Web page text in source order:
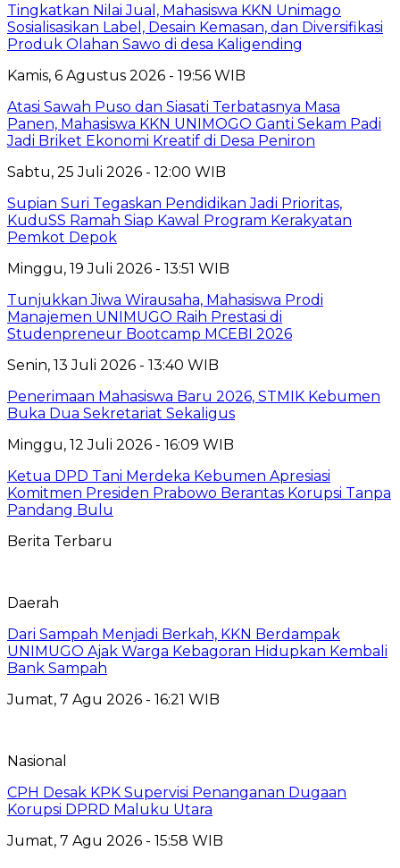
Tingkatkan Nilai Jual, Mahasiswa KKN Unimago
Sosialisasikan Label, Desain Kemasan, dan Diversifikasi
Produk Olahan Sawo di desa Kaligending
Kamis, 6 Agustus 2026 - 19:56 WIB
Atasi Sawah Puso dan Siasati Terbatasnya Masa
Panen, Mahasiswa KKN UNIMOGO Ganti Sekam Padi
Jadi Briket Ekonomi Kreatif di Desa Peniron
Sabtu, 25 Juli 2026 - 12:00 WIB
Supian Suri Tegaskan Pendidikan Jadi Prioritas,
KuduSS Ramah Siap Kawal Program Kerakyatan
Pemkot Depok
Minggu, 19 Juli 2026 - 13:51 WIB
Tunjukkan Jiwa Wirausaha, Mahasiswa Prodi
Manajemen UNIMUGO Raih Prestasi di
Studenpreneur Bootcamp MCEBI 2026
Senin, 13 Juli 2026 - 13:40 WIB
Penerimaan Mahasiswa Baru 2026, STMIK Kebumen
Buka Dua Sekretariat Sekaligus
Minggu, 12 Juli 2026 - 16:09 WIB
Ketua DPD Tani Merdeka Kebumen Apresiasi
Komitmen Presiden Prabowo Berantas Korupsi Tanpa
Pandang Bulu
Berita Terbaru
Daerah
Dari Sampah Menjadi Berkah, KKN Berdampak
UNIMUGO Ajak Warga Kebagoran Hidupkan Kembali
Bank Sampah
Jumat, 7 Agu 2026 - 16:21 WIB
Nasional
CPH Desak KPK Supervisi Penanganan Dugaan
Korupsi DPRD Maluku Utara
Jumat, 7 Agu 2026 - 15:58 WIB